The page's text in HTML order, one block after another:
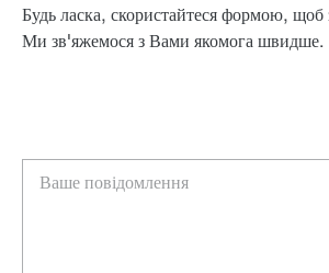
Будь ласка, скористайтеся формою, щоб
Ми зв'яжемося з Вами якомога швидше.
Ваше повідомлення